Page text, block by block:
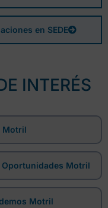
en SEDE
INTERÉS
Motril
Motril
Motril